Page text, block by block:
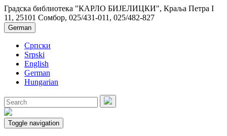
Градска библиотека "КАРЛО БИЈЕЛИЦКИ", Краља Петра I
11, 25101 Сомбор, 025/431-011, 025/482-827
German
Српски
Srpski
English
German
Hungarian
Toggle navigation